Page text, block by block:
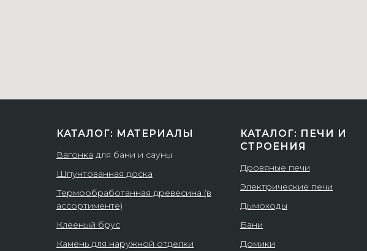
КАТАЛОГ: МАТЕРИАЛЫ
Вагонка для бани и сауны
Шпунтованная доска
Термообработанная древесина (в
ассортименте)
Клееный брус
Камень для наружной отделки
КАТАЛОГ: ПЕЧИ И
СТРОЕНИЯ
Дровяные печи
Электрические печи
Дымоходы
Бани
Домики